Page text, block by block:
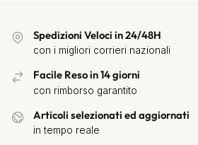
Spedizioni Veloci in 24/48H
con i migliori corrieri nazionali
Facile Reso in 14 giorni
con rimborso garantito
Articoli selezionati ed aggiornati
in tempo reale